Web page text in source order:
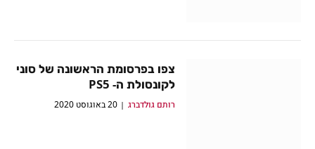
צפו בפרסומת הראשונה של סוני
לקונסולת ה- PS5
רותם גולדברג 20 באוגוסט 2020